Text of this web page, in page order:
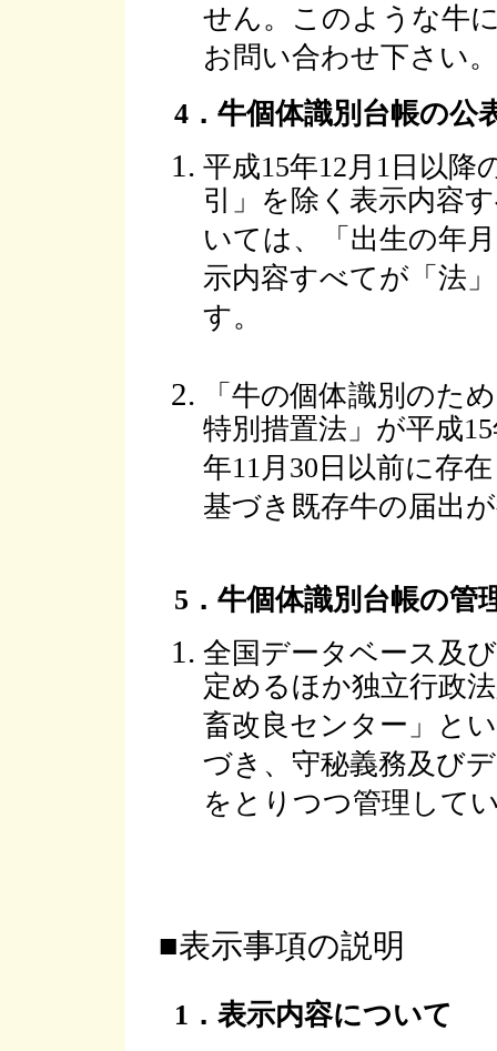
せん。このような牛
お問い合わせ下さい。
4．牛個体識別台帳の公
平成15年12月1日以降
引」を除く表示内容
いては、「出生の年
示内容すべてが「法
す。
「牛の個体識別のた
特別措置法」が平成
年11月30日以前に存
基づき既存牛の届出
5．牛個体識別台帳の管
全国データベース及
定めるほか独立行政
畜改良センター」と
づき、守秘義務及び
をとりつつ管理して
■表示事項の説明
1．表示内容について